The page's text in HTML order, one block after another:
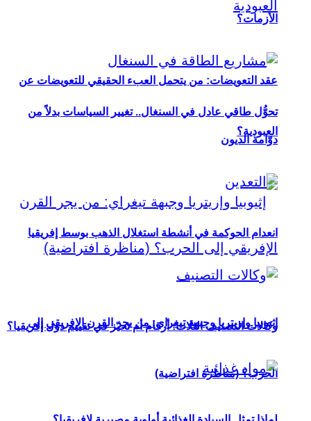
عقد التعويضات: من يتحمل العبء الحقيقي للتعويضات عن
العبودية؟
إثيوبيا وإريتريا وجبهة تيغراي: من يجر القرن الإفريقي إلى
الحرب؟ (مناظرة افتراضية)
الأزمات؟
تحوُّل طاقي عادل في السنغال.. تغيير السياسات بدلاً من
دوّامة الديون
انعدام الحوكمة في أنشطة استغلال الذهب بوسط إفريقيا
وكالات التصنيف الثلاث: أرقام أم تحيّز في تقييم دول إفريقيا؟